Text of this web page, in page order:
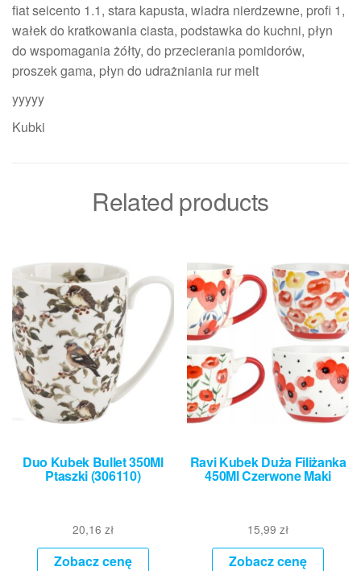
fiat seicento 1.1, stara kapusta, wiadra nierdzewne, profi 1,
wałek do kratkowania ciasta, podstawka do kuchni, płyn
do wspomagania żółty, do przecierania pomidorów,
proszek gama, płyn do udrażniania rur melt
yyyyy
Kubki
Related products
Duo Kubek Bullet 350Ml
Ptaszki (306110)
20,16 zł
Zobacz cenę
Ravi Kubek Duża Filiżanka
450Ml Czerwone Maki
15,99zł
Zobacz cenę